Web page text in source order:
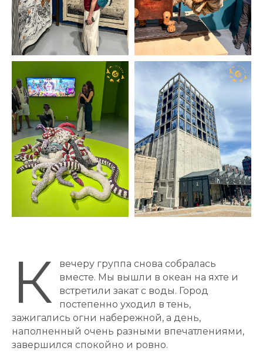
К
вечеру группа снова собралась
вместе. Мы вышли в океан на яхте и
встретили закат с воды. Город
постепенно уходил в тень,
зажигались огни набережной, а день,
наполненный очень разными впечатлениями,
завершился спокойно и ровно.